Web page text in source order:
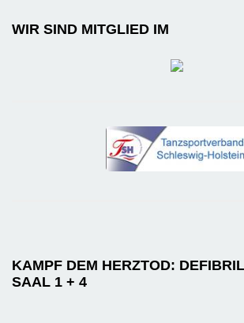
WIR SIND MITGLIED IM
KAMPF DEM HERZTOD:
SAAL 1 + 4